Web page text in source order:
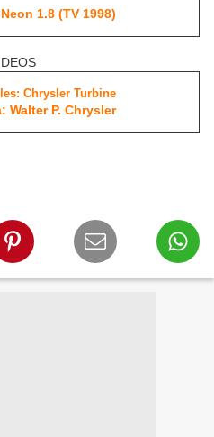
1.8 (TV 1998)
Chrysler Turbine
Walter P. Chrysler